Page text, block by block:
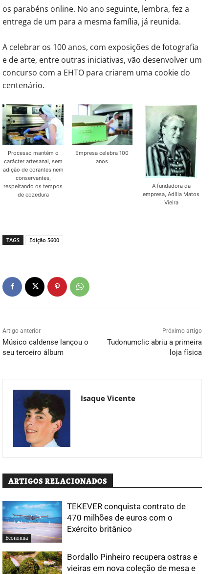
os parabéns online. No ano seguinte, lembra, fez a
entrega de um para a mesma família, já reunida.
A celebrar os 100 anos, com exposições de fotografia
e de arte, entre outras iniciativas, vão desenvolver um
concurso com a EHTO para criarem uma cookie do
centenário.
Processo mantém o
carácter artesanal, sem
adição de corantes nem
conservantes,
respeitando os tempos
de cozedura
Empresa celebra 100
anos
A fundadora da
empresa, Adília Matos
Vieira
TAGS Edição 5600
Artigo anterior
Músico caldense lançou o
seu terceiro álbum
Próximo artigo
Tudonumclic abriu a primeira
loja física
Isaque Vicente
ARTIGOS RELACIONADOS
Economia
TEKEVER conquista contrato de
470 milhões de euros com o
Exército britânico
Bordallo Pinheiro recupera ostras e
vieiras em nova coleção de mesa e